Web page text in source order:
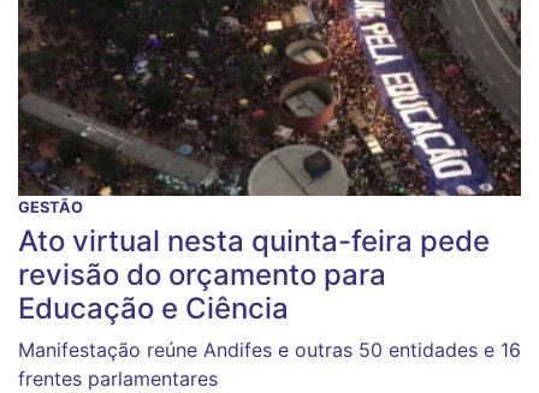
GESTÃO
Ato virtual nesta quinta-feira pede
revisão do orçamento para
Educação e Ciência
Manifestação reúne Andifes e outras 50 entidades e 16
frentes parlamentares